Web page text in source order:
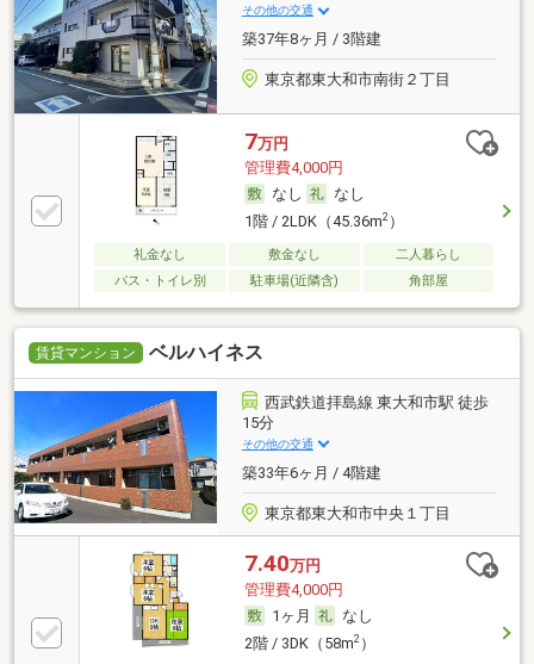
その他の交通
築37年8ヶ月 / 3階建
東京都東大和市南街２丁目
7万円
管理費4,000円
なし
なし
1階 / 2LDK（45.36m2）
礼金なし 敷金なし
二人暮らし
バス・トイレ別
駐車場(近隣含) 角部屋
賃貸マンション ベルハイネス
西武鉄道拝島線 東大和市駅 徒歩
15分
その他の交通
築33年6ヶ月 / 4階建
東京都東大和市中央１丁目
7.40万円
管理費4,000円
1ヶ月
なし
2階 / 3DK（58m2）